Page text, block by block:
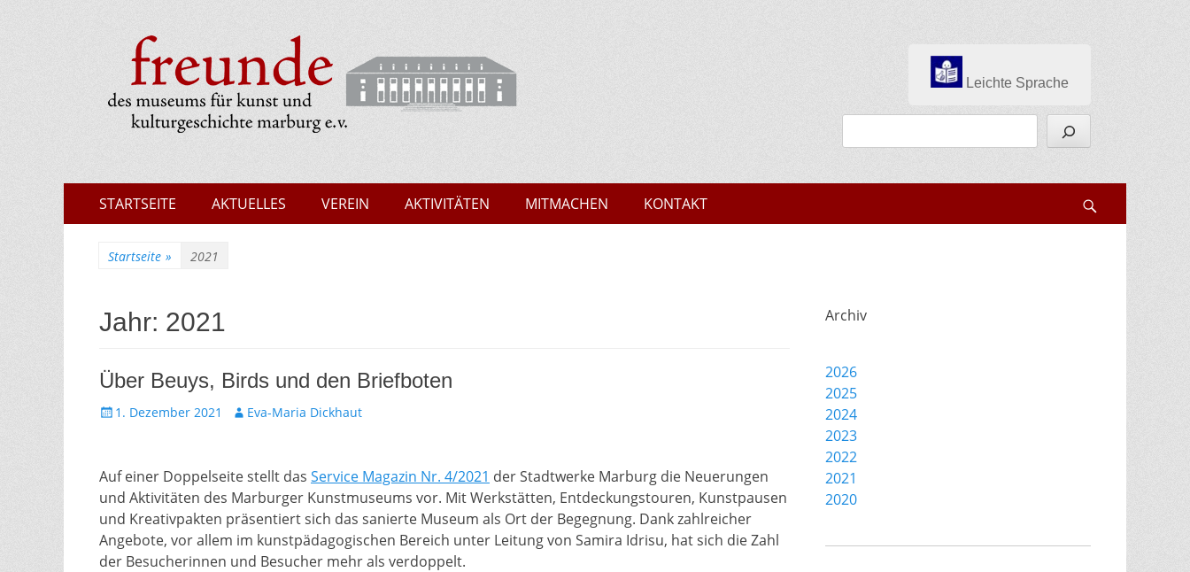
Museumsfreunde Marburg
Leichte Sprache
Erstes
Menü
Inhalt:
STARTSEITE AKTUELLES VEREIN AKTIVITÄTEN MITMACHEN KONTAKT
Startseite » 2021
Jahr: 2021
Über Beuys, Birds und den Briefboten
Gepostet
1. Dezember 2021 AutorEva-Maria Dickhaut
Auf einer Doppelseite stellt das Service Magazin Nr. 4/2021 der Stadtwerke Marburg die Neuerungen
und Aktivitäten des Marburger Kunstmuseums vor. Mit Werkstätten, Entdeckungstouren, Kunstpausen
und Kreativpakten präsentiert sich das sanierte Museum als Ort der Begegnung. Dank zahlreicher
Angebote, vor allem im kunstpädagogischen Bereich unter Leitung von Samira Idrisu, hat sich die Zahl
der Besucherinnen und Besucher mehr als verdoppelt.
Archiv
2026
2025
2024
2023
2022
2021
2020